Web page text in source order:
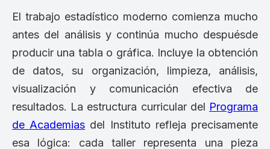
El trabajo estadístico moderno comienza mucho
antes del análisis y continúa mucho despuésde
producir una tabla o gráfica. Incluye la obtención
de datos, su organización, limpieza, análisis,
visualización y comunicación efectiva de
resultados. La estructura curricular del Programa
de Academias del Instituto refleja precisamente
esa lógica: cada taller representa una pieza